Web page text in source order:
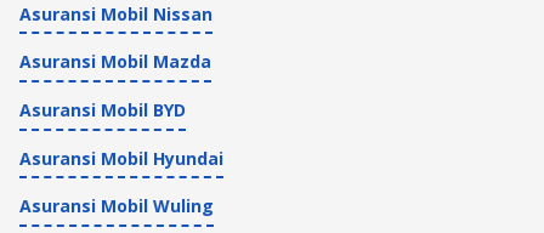
Asuransi Mobil Nissan
Asuransi Mobil Mazda
Asuransi Mobil BYD
Asuransi Mobil Hyundai
Asuransi Mobil Wuling